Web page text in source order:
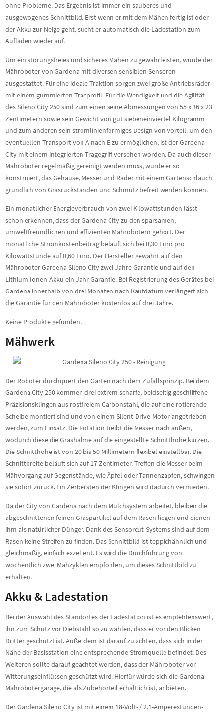
ohne Probleme. Das Ergebnis ist immer ein sauberes und
ausgewogenes Schnittbild. Erst wenn er mit dem Mähen fertig ist oder
der Akku zur Neige geht, sucht er automatisch die Ladestation zum
Aufladen wieder auf.
Um ein störungsfreies und sicheres Mähen zu gewährleisten, wurde der
Mähroboter von Gardena mit diversen sensiblen Sensoren
ausgestattet. Für eine ideale Traktion sorgen zwei große Antriebsräder
mit einem gummierten Tracprofil. Für die Wendigkeit und die Agilität
des Sileno City 250 sind zum einen seine Abmessungen von 55 x 36 x 23
Zentimetern sowie sein Gewicht von gut siebeneinviertel Kilogramm
und zum anderen sein stromlinienförmiges Design von Vorteil. Um den
eventuellen Transport von A nach B zu ermöglichen, ist der Gardena
City mit einem integrierten Tragegriff versehen worden. Da auch dieser
Mähroboter regelmäßig gereinigt werden muss, wurde er so
konstruiert, das Gehäuse, Messer und Räder mit einem Gartenschlauch
gründlich von Grasrückständen und Schmutz befreit werden können.
Ein monatlicher Energieverbrauch von zwei Kilowattstunden lässt
schon erkennen, dass der Gardena City zu den sparsamen,
umweltfreundlichen und effizienten Mährobotern gehört. Der
monatliche Stromkostenbeitrag beläuft sich bei 0,30 Euro pro
Kilowattstunde auf 0,60 Euro. Der Hersteller gewährt auf den
Mähroboter Gardena Sileno City zwei Jahre Garantie und auf den
Lithium-Ionen-Akku ein Jahr Garantie. Bei Registrierung des Gerätes bei
Gardena innerhalb von drei Monaten nach Kaufdatum verlängert sich
die Garantie für den Mähroboter kostenlos auf drei Jahre.
Keine Produkte gefunden.
Mähwerk
Der Roboter durchquert den Garten nach dem Zufallsprinzip. Bei dem
Gardena City 250 kommen drei extrem scharfe, beidseitig geschliffene
Präzisionsklingen aus rostfreiem Carbonstahl, die auf eine rotierende
Scheibe montiert sind und von einem Silent-Drive-Motor angetrieben
werden, zum Einsatz. Die Rotation treibt die Messer nach außen,
wodurch diese die Grashalme auf die eingestellte Schnitthöhe kürzen.
Die Schnitthöhe ist von 20 bis 50 Millimetern flexibel einstellbar. Die
Schnittbreite beläuft sich auf 17 Zentimeter. Treffen die Messer beim
Mähvorgang auf Gegenstände, wie Äpfel oder Tannenzapfen, schwingen
sie sofort zurück. Ein Zerbersten der Klingen wird dadurch vermieden.
Da der City von Gardena nach dem Mulchsystem arbeitet, bleiben die
abgeschnittenen feinen Graspartikel auf dem Rasen liegen und dienen
ihm als natürlicher Dünger. Dank des Sensorcut-Systems sind auf dem
Rasen keine Streifen zu finden. Das Schnittbild ist teppichähnlich und
gleichmäßig, einfach exzellent. Es wird die Durchführung von
wöchentlich zwei Mähzyklen empfohlen, um dieses Schnittbild zu
erhalten.
Akku & Ladestation
Bei der Auswahl des Standortes der Ladestation ist es empfehlenswert,
ihn zum Schutz vor Diebstahl so zu wählen, dass er vor den Blicken
Dritter geschützt ist. Außerdem ist darauf zu achten, dass sich in der
Nähe der Basisstation eine entsprechende Stromquelle befindet. Des
Weiteren sollte darauf geachtet werden, dass der Mähroboter vor
Witterungseinflüssen geschützt wird. Hierfür würde sich die Gardena
Mährobotergarage, die als Zubehörteil erhältlich ist, anbieten.
Der Gardena Sileno City ist mit einem 18-Volt- / 2,1-Amperestunden-